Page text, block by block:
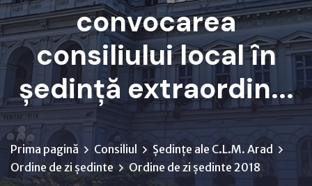
convocarea
consiliului local în
ședință extraordin...
Prima pagină Consiliul
Ședințe ale C.L.M. Arad
Ordine de zi ședinte
Ordine de zi ședinte 2018